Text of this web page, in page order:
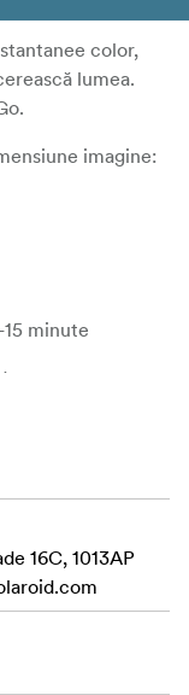
color,
lumea.
imagine:
minute
16C, 1013AP